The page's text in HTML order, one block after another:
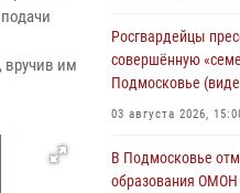
вручив им
Росгвардейцы
совершённую
Подмосковье
03 августа 2026,
В Подмосковье
образования ОМОН